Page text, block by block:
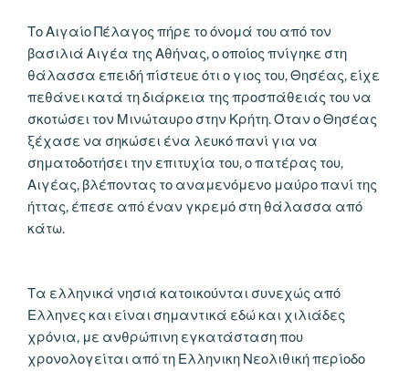
Το Αιγαίο Πέλαγος πήρε το όνομά του από τον
βασιλιά Αιγέα της Αθήνας, ο οποίος πνίγηκε στη
θάλασσα επειδή πίστευε ότι ο γιος του, Θησέας, είχε
πεθάνει κατά τη διάρκεια της προσπάθειάς του να
σκοτώσει τον Μινώταυρο στην Κρήτη. Όταν ο Θησέας
ξέχασε να σηκώσει ένα λευκό πανί για να
σηματοδοτήσει την επιτυχία του, ο πατέρας του,
Αιγέας, βλέποντας το αναμενόμενο μαύρο πανί της
ήττας, έπεσε από έναν γκρεμό στη θάλασσα από
κάτω.
Τα ελληνικά νησιά κατοικούνται συνεχώς από
Ελληνες και είναι σημαντικά εδώ και χιλιάδες
χρόνια, με ανθρώπινη εγκατάσταση που
χρονολογείται από τη Ελληνικη Νεολιθική περίοδο